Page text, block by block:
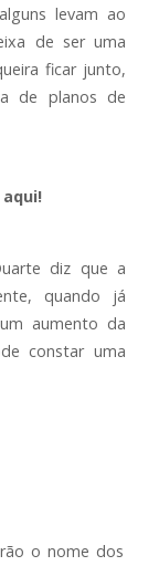
levam ao
de ser uma
ficar junto,
de planos de
diz que a
quando já
aumento da
constar uma
o nome dos